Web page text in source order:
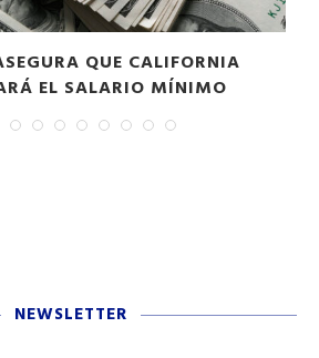
QUE CALIFORNIA
EL SALARIO MÍNIMO
NEWSLETTER